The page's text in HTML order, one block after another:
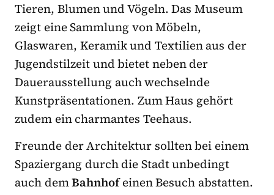
Tieren, Blumen und Vögeln. Das Museum
zeigt eine Sammlung von Möbeln,
Glaswaren, Keramik und Textilien aus der
Jugendstilzeit und bietet neben der
Dauerausstellung auch wechselnde
Kunstpräsentationen. Zum Haus gehört
zudem ein charmantes Teehaus.
Freunde der Architektur sollten bei einem
Spaziergang durch die Stadt unbedingt
auch demBahnhofeinen Besuch abstatten.